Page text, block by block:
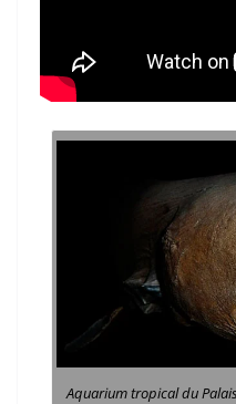
Aquarium tropical du